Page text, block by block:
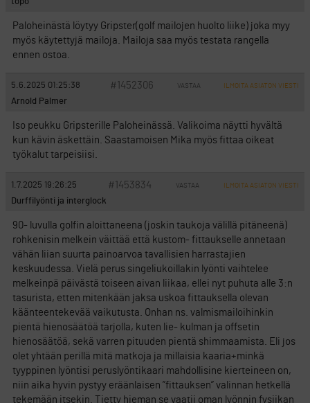
Paloheinästä löytyy Gripster(golf mailojen huolto liike) joka myy
myös käytettyjä mailoja. Mailoja saa myös testata rangella
ennen ostoa.
5.6.2025 01:25:38 #1452306 VASTAA ILMOITA ASIATON VIESTI
Arnold Palmer
Iso peukku Gripsterille Paloheinässä. Valikoima näytti hyvältä
kun kävin äskettäin. Saastamoisen Mika myös fittaa oikeat
työkalut tarpeisiisi.
1.7.2025 19:26:25 #1453834 VASTAA ILMOITA ASIATON VIESTI
Durffilyönti ja interglock
90- luvulla golfin aloittaneena (joskin taukoja välillä pitäneenä)
rohkenisin melkein väittää että kustom- fittaukselle annetaan
vähän liian suurta painoarvoa tavallisien harrastajien
keskuudessa. Vielä perus singeliukoillakin lyönti vaihtelee
melkeinpä päivästä toiseen aivan liikaa, ellei nyt puhuta alle 3:n
tasurista, etten mitenkään jaksa uskoa fittauksella olevan
käänteentekevää vaikutusta. Onhan ns. valmismailoihinkin
pientä hienosäätöä tarjolla, kuten lie- kulman ja offsetin
hienosäätöä, sekä varren pituuden pientä shimmaamista. Eli jos
olet yhtään perillä mitä matkoja ja millaisia kaaria+minkä
tyyppinen lyöntisi peruslyöntikaari mahdollisine kierteineen on,
niin aika hyvin pystyy eräänlaisen ”fittauksen” valinnan hetkellä
tekemään itsekin. Tietty hieman se vaatii oman lyönnin fysiikan